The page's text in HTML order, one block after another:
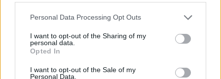
Personal Data Processing Opt Outs
I want to opt-out of the Sharing of my
personal data.
Opted In
I want to opt-out of the Sale of my
Personal Data.
δράστη γίνεται viral
Ο έφηβος δράστης μαχαίρωσε
αποτέλεσμα τον θάνατό του, σύμφωνα
με τις αρχές